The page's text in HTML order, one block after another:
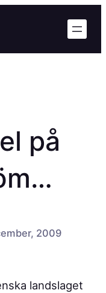
på
2009
landslaget